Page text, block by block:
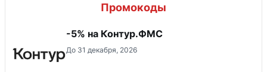
Промокоды
-5% на Контур.ФМС
До 31 декабря, 2026